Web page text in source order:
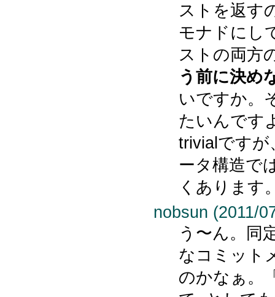
ストを返す
モナドにし
ストの両方
う前に決め
いですか。
たいんです
trivialですが
ータ構造で
くあります
nobsun (2011/
う〜ん。同
なコミット
のかなぁ。